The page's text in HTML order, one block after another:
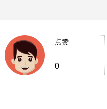
点赞
0